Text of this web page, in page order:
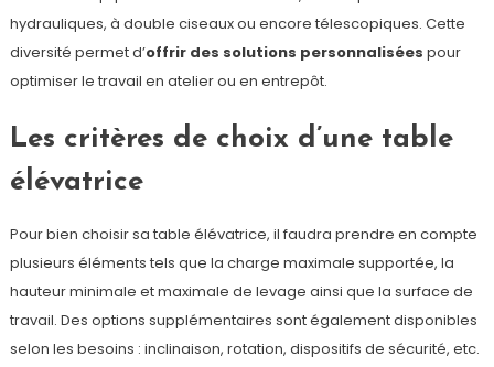
hydrauliques, à double ciseaux ou encore télescopiques. Cette
diversité permet d’offrir des solutions personnalisées pour
optimiser le travail en atelier ou en entrepôt.
Les critères de choix d’une table
élévatrice
Pour bien choisir sa table élévatrice, il faudra prendre en compte
plusieurs éléments tels que la charge maximale supportée, la
hauteur minimale et maximale de levage ainsi que la surface de
travail. Des options supplémentaires sont également disponibles
selon les besoins : inclinaison, rotation, dispositifs de sécurité, etc.